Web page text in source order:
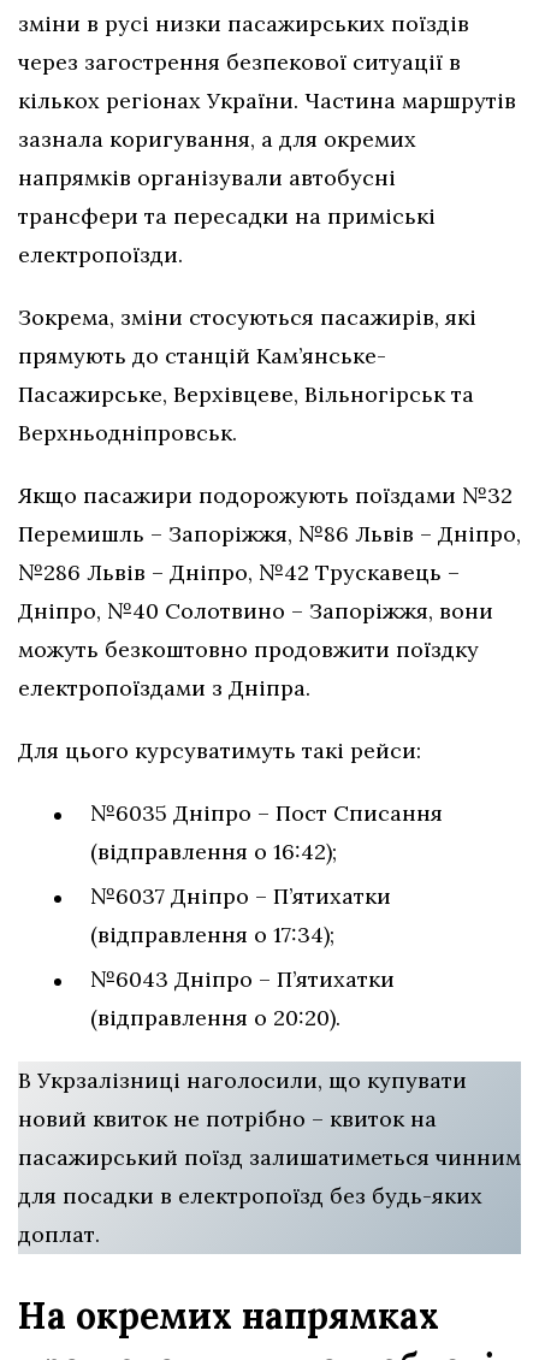
зміни в русі низки пасажирських поїздів
через загострення безпекової ситуації в
кількох регіонах України. Частина маршрутів
зазнала коригування, а для окремих
напрямків організували автобусні
трансфери та пересадки на приміські
електропоїзди.
Зокрема, зміни стосуються пасажирів, які
прямують до станцій Кам’янське-
Пасажирське, Верхівцеве, Вільногірськ та
Верхньодніпровськ.
Якщо пасажири подорожують поїздами №32
Перемишль – Запоріжжя, №86 Львів – Дніпро,
№286 Львів – Дніпро, №42 Трускавець –
Дніпро, №40 Солотвино – Запоріжжя, вони
можуть безкоштовно продовжити поїздку
електропоїздами з Дніпра.
Для цього курсуватимуть такі рейси:
№6035 Дніпро – Пост Списання
(відправлення о 16:42);
№6037 Дніпро – П’ятихатки
(відправлення о 17:34);
№6043 Дніпро – П’ятихатки
(відправлення о 20:20).
В Укрзалізниці наголосили, що купувати
новий квиток не потрібно – квиток на
пасажирський поїзд залишатиметься чинним
для посадки в електропоїзд без будь-яких
доплат.
На окремих напрямках